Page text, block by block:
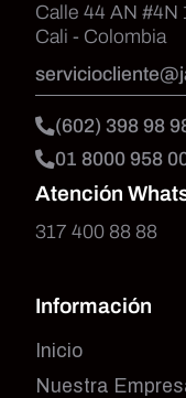
Calle 44 AN #4N
Cali - Colombia
(602) 398 98
01 8000 958
Atención
317 400 88 88
Información
Inicio
Nuestra